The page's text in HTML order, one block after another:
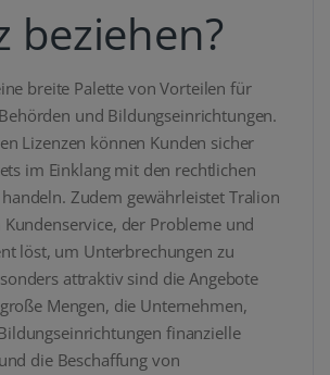
beziehen?
breite Palette von Vorteilen für
und Bildungseinrichtungen.
Lizenzen können Kunden sicher
im Einklang mit den rechtlichen
Zudem gewährleistet Tralion
der Probleme und
löst, um Unterbrechungen zu
attraktiv sind die Angebote
Mengen, die Unternehmen,
finanzielle
die Beschaffung von